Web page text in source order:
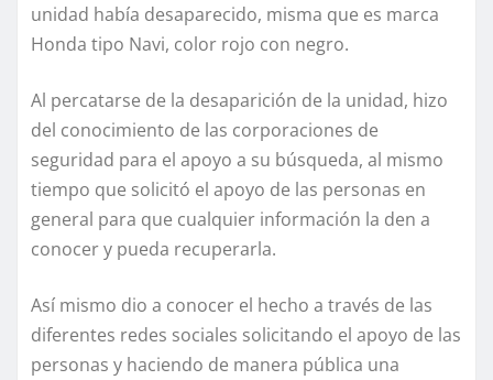
unidad había desaparecido, misma que es marca
Honda tipo Navi, color rojo con negro.
Al percatarse de la desaparición de la unidad, hizo
del conocimiento de las corporaciones de
seguridad para el apoyo a su búsqueda, al mismo
tiempo que solicitó el apoyo de las personas en
general para que cualquier información la den a
conocer y pueda recuperarla.
Así mismo dio a conocer el hecho a través de las
diferentes redes sociales solicitando el apoyo de las
personas y haciendo de manera pública una